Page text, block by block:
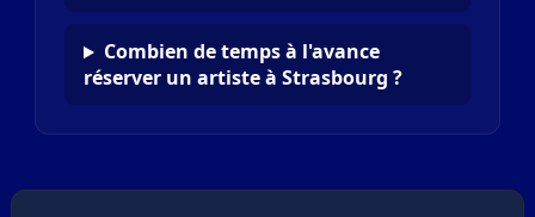
Combien de temps à l'avance
réserver un artiste à Strasbourg ?